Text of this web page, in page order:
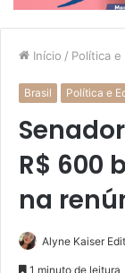
Início / Política e
Brasil Política e
R$ 600
na
Alyne Kaiser
1 minuto de leitura